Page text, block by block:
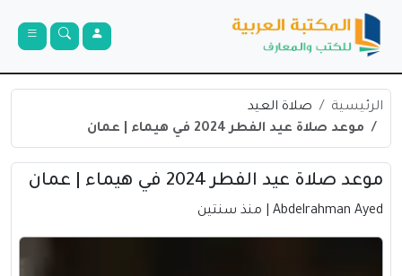
الرئيسية
صلاة العيد
موعد صلاة عيد الفطر 2024 في هيماء | عمان
موعد صلاة عيد الفطر 2024 في هيماء | عمان
Abdelrahman Ayed | منذ سنتين